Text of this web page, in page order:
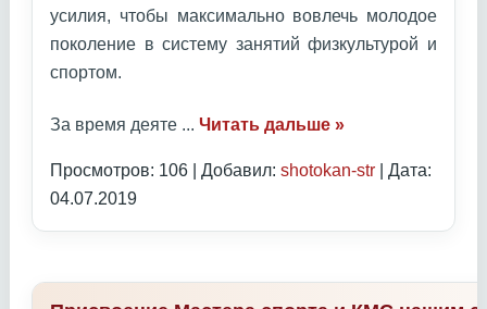
усилия, чтобы максимально вовлечь молодое
поколение в систему занятий физкультурой и
спортом.
За время деяте ... Читать дальше »
Просмотров: 106 | Добавил: shotokan-str | Дата:
04.07.2019